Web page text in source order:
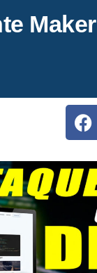
Maker